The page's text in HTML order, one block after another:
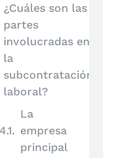
¿Cuáles son las
partes
involucradas en
la
subcontratación
laboral?
La
empresa
principal